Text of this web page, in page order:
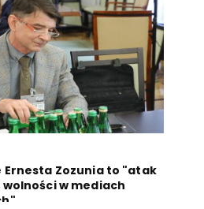
Ernesta Zozunia to "atak
w mediach